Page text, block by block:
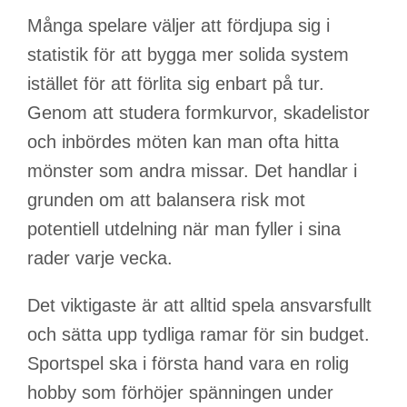
Många spelare väljer att fördjupa sig i
statistik för att bygga mer solida system
istället för att förlita sig enbart på tur.
Genom att studera formkurvor, skadelistor
och inbördes möten kan man ofta hitta
mönster som andra missar. Det handlar i
grunden om att balansera risk mot
potentiell utdelning när man fyller i sina
rader varje vecka.
Det viktigaste är att alltid spela ansvarsfullt
och sätta upp tydliga ramar för sin budget.
Sportspel ska i första hand vara en rolig
hobby som förhöjer spänningen under